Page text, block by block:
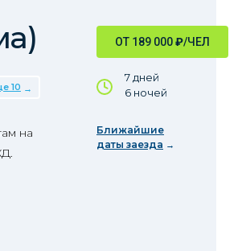
ОТ 189 000₽/ЧЕЛ
7 дней
6 ночей
Ближайшие
даты заезда
10
на